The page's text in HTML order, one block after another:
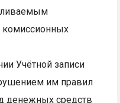
Учётной записи
им правил
денежных средств